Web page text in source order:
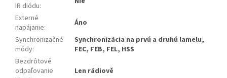
IR diódu:
Externé
napájanie:
Áno
Synchronizačné
módy:
Synchronizácia na prvú a druhú lamelu,
FEC, FEB, FEL, HSS
Bezdrôtové
odpaľovanie
Len rádiově